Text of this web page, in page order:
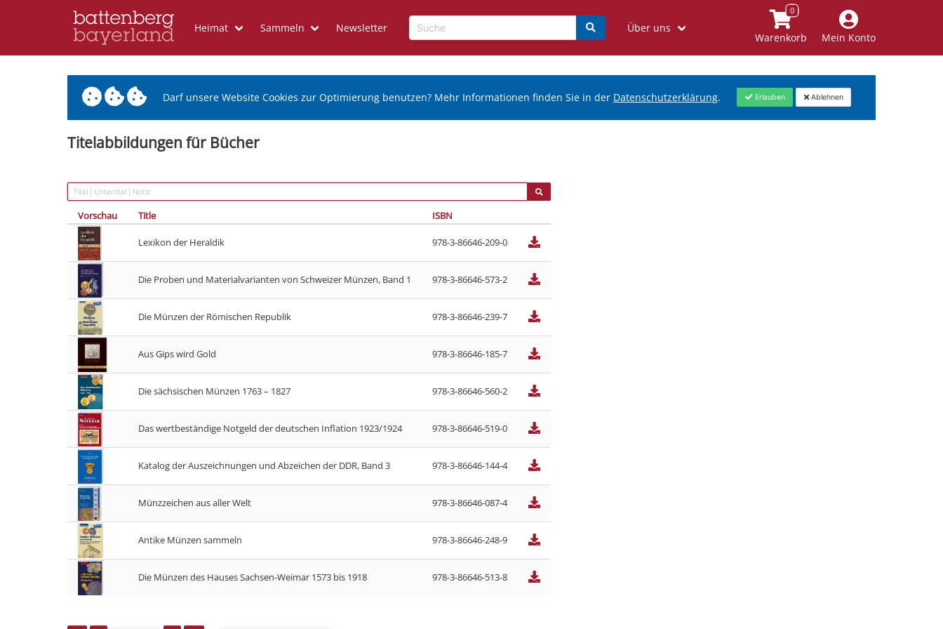
Heimat Sammeln Newsletter Über uns
Warenkorb Mein Konto
Darf unsere Website Cookies zur Optimierung benutzen? Mehr Informationen finden Sie in der Datenschutzerklärung. Erlauben Ablehnen
Titelabbildungen für Bücher
Vorschau Title ISBN
Lexikon der Heraldik 978-3-86646-209-0
Die Proben und Materialvarianten von Schweizer Münzen, Band 1 978-3-86646-573-2
Die Münzen der Römischen Republik 978-3-86646-239-7
Aus Gips wird Gold 978-3-86646-185-7
Die sächsischen Münzen 1763 – 1827 978-3-86646-560-2
Das wertbeständige Notgeld der deutschen Inflation 1923/1924 978-3-86646-519-0
Katalog der Auszeichnungen und Abzeichen der DDR, Band 3 978-3-86646-144-4
Münzzeichen aus aller Welt 978-3-86646-087-4
Antike Münzen sammeln 978-3-86646-248-9
Die Münzen des Hauses Sachsen-Weimar 1573 bis 1918 978-3-86646-513-8